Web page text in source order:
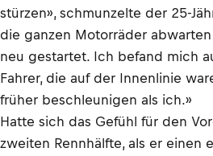
stürzen», schmunzelte der 25-
die ganzen Motorräder
neu gestartet. Ich befand mich
Fahrer, die auf der Innenlinie
früher beschleunigen als ich.»
Hatte sich das Gefühl für den
zweiten Rennhälfte, als er einen